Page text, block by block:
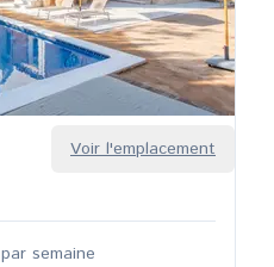
Voir l'emplacement
par semaine